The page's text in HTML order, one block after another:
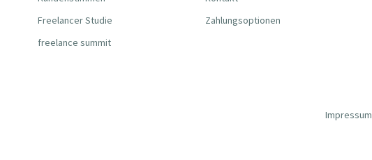
Freelancer Studie
freelance summit
Zahlungsoptionen
Impressum